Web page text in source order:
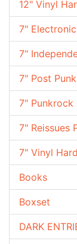
12" Vinyl
7"
7"
7" Post
7" Punkrock
7" Reissues
7" Vinyl
Books
Boxset
DARK